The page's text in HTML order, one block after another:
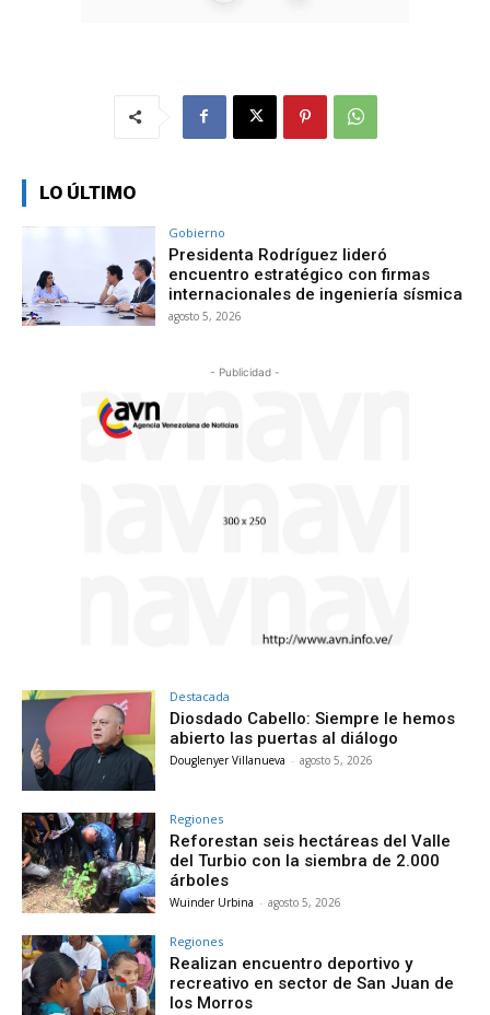
LO ÚLTIMO
Gobierno
Presidenta Rodríguez lideró
encuentro estratégico con firmas
internacionales de ingeniería sísmica
agosto 5, 2026
- Publicidad -
Destacada
Diosdado Cabello: Siempre le hemos
abierto las puertas al diálogo
Douglenyer Villanueva - agosto 5, 2026
Regiones
Reforestan seis hectáreas del Valle
del Turbio con la siembra de 2.000
árboles
Wuinder Urbina - agosto 5, 2026
Regiones
Realizan encuentro deportivo y
recreativo en sector de San Juan de
los Morros